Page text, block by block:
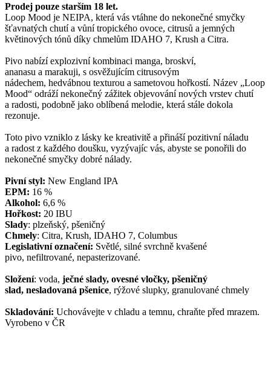
Prodej pouze starším 18 let.
Loop Mood je NEIPA, která vás vtáhne do nekonečné smyčky
šťavnatých chutí a vůní tropického ovoce, citrusů a jemných
květinových tónů díky chmelům IDAHO 7, Krush a Citra.
Pivo nabízí explozivní kombinaci manga, broskví,
ananasu a marakuji, s osvěžujícím citrusovým
nádechem, hedvábnou texturou a sametovou hořkostí. Název „Loop
Mood“ odráží nekonečný zážitek objevování nových vrstev chutí
a radosti, podobně jako oblíbená melodie, která stále dokola
rezonuje.
Toto pivo vzniklo z lásky ke kreativitě a přináší pozitivní náladu
a radost z každého doušku, vyzývajíc vás, abyste se ponořili do
nekonečné smyčky dobré nálady.
Pivní styl: New England IPA
EPM: 16 %
Alkohol: 6,6 %
Hořkost: 20 IBU
Slady: plzeňský, pšeničný
Chmely: Citra, Krush, IDAHO 7, Columbus
Legislativní označení: Světlé, silné svrchně kvašené
pivo, nefiltrované, nepasterizované.
Složení: voda, ječné slady, ovesné vločky, pšeničný
slad, nesladovaná pšenice, rýžové slupky, granulované chmely
Skladování: Uchovávejte v chladu a temnu, chraňte před mrazem.
Vyrobeno v ČR